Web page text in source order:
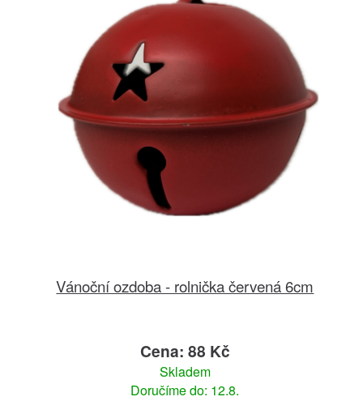
Vánoční ozdoba - rolnička červená 6cm
Cena: 88 Kč
Skladem
Doručíme do: 12.8.